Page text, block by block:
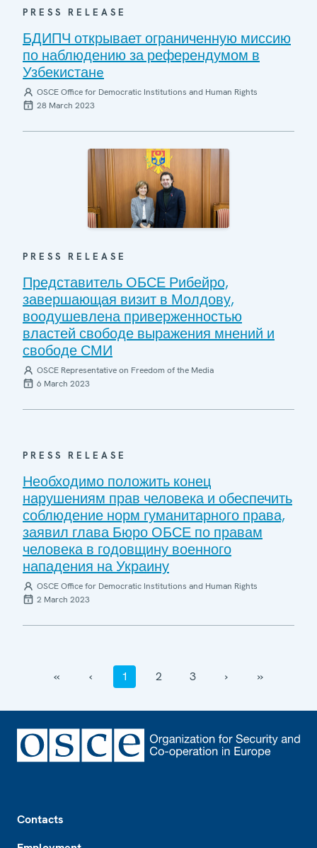
PRESS RELEASE
БДИПЧ открывает ограниченную миссию
по наблюдению за референдумом в
Узбекистанe
OSCE Office for Democratic Institutions and Human Rights
28 March 2023
PRESS RELEASE
Представитель ОБСЕ Рибейро,
завершающая визит в Молдову,
воодушевлена приверженностью
властей свободе выражения мнений и
свободе СМИ
OSCE Representative on Freedom of the Media
6 March 2023
PRESS RELEASE
Необходимо положить конец
нарушениям прав человека и обеспечить
соблюдение норм гуманитарного права,
заявил глава Бюро ОБСЕ по правам
человека в годовщину военного
нападения на Украину
OSCE Office for Democratic Institutions and Human Rights
2 March 2023
‹‹ ‹ 1 2 3 › ››
Contacts